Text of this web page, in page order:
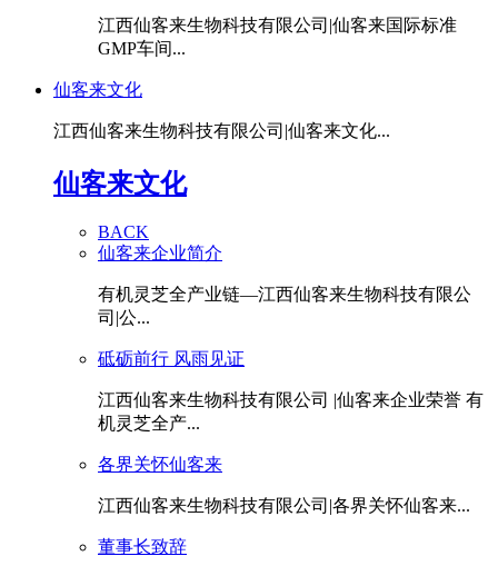
江西仙客来生物科技有限公司|仙客来国际标准
GMP车间...
仙客来文化
江西仙客来生物科技有限公司|仙客来文化...
仙客来文化
BACK
仙客来企业简介
有机灵芝全产业链—江西仙客来生物科技有限公
司|公...
砥砺前行 风雨见证
江西仙客来生物科技有限公司 |仙客来企业荣誉 有
机灵芝全产...
各界关怀仙客来
江西仙客来生物科技有限公司|各界关怀仙客来...
董事长致辞